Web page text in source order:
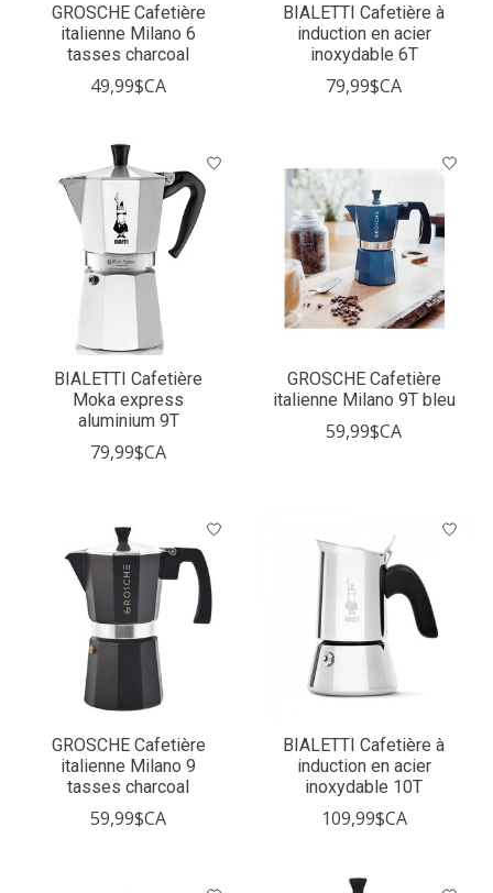
GROSCHE Cafetière
italienne Milano 6
tasses charcoal
49,99$CA
BIALETTI Cafetière à
induction en acier
inoxydable 6T
79,99$CA
BIALETTI Cafetière
Moka express
aluminium 9T
79,99$CA
GROSCHE Cafetière
italienne Milano 9T bleu
59,99$CA
GROSCHE Cafetière
italienne Milano 9
tasses charcoal
59,99$CA
BIALETTI Cafetière à
induction en acier
inoxydable 10T
109,99$CA